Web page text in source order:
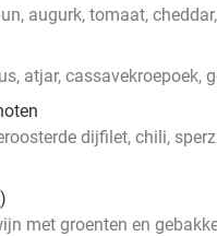
augurk, tomaat,
atjar, cassavekroepoek,
dijfilet, chili,
met groenten en